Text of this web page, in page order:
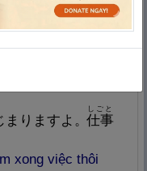
ngọt rồi.
りますよ。 仕事
しごと
xong việc thôi